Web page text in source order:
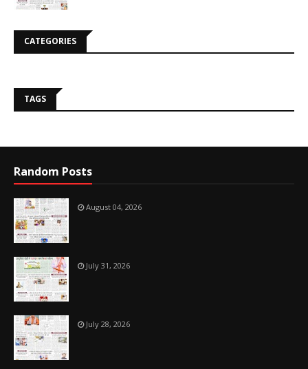
CATEGORIES
TAGS
Random Posts
August 04, 2026
July 31, 2026
July 28, 2026